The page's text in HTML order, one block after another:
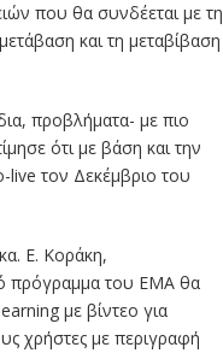
που θα συνδέεται με τη
και τη μεταβίβαση
προβλήματα- με πιο
ότι με βάση και την
τον Δεκέμβριο του
E. Κοράκη,
πρόγραμμα του ΕΜΑ θα
με βίντεο για
χρήστες με περιγραφή